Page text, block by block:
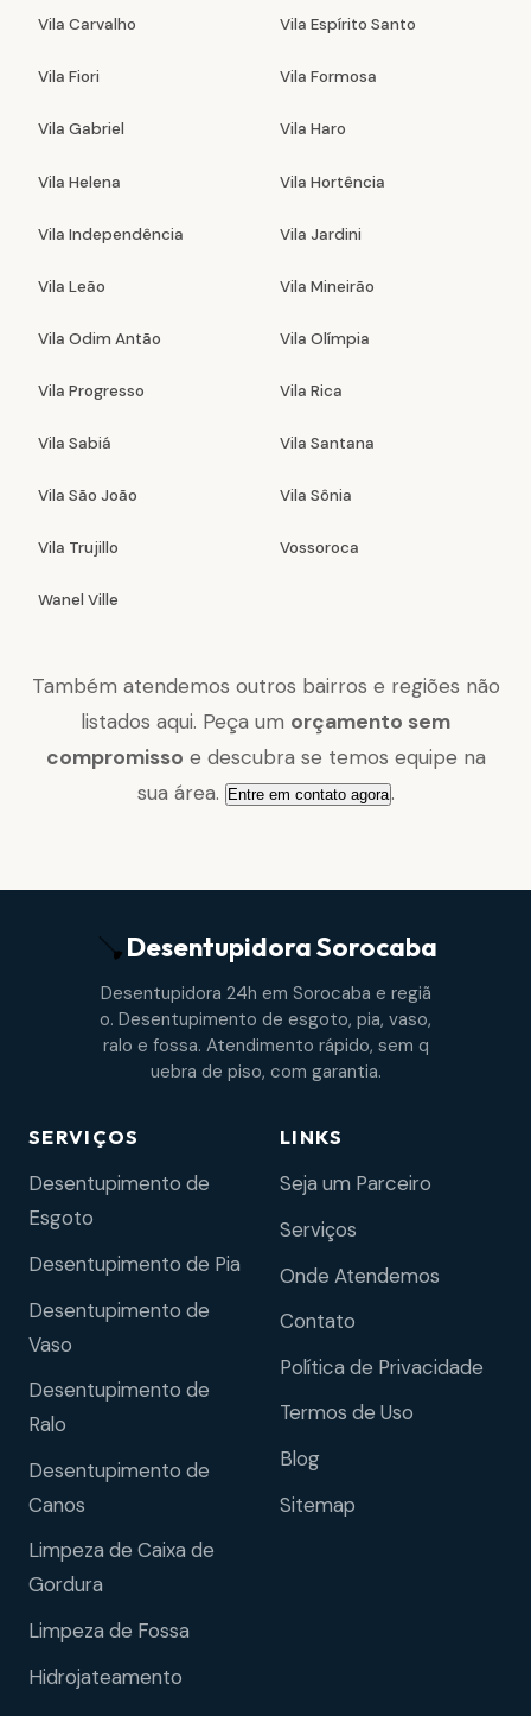
Vila Carvalho Vila Espírito Santo
Vila Fiori Vila Formosa
Vila Gabriel Vila Haro
Vila Helena Vila Hortência
Vila Independência Vila Jardini
Vila Leão Vila Mineirão
Vila Odim Antão Vila Olímpia
Vila Progresso Vila Rica
Vila Sabiá Vila Santana
Vila São João Vila Sônia
Vila Trujillo Vossoroca
Wanel Ville
Também atendemos outros bairros e regiões não
listados aqui. Peça um orçamento sem
compromisso e descubra se temos equipe na
sua área. Entre em contato agora.
DesentupidoraSorocaba
Desentupidora 24h em Sorocaba e regiã
o. Desentupimento de esgoto, pia, vaso,
ralo e fossa. Atendimento rápido, sem q
uebra de piso, com garantia.
SERVIÇOS
Desentupimento de
Esgoto
Desentupimento de Pia
Desentupimento de
Vaso
Desentupimento de
Ralo
Desentupimento de
Canos
Limpeza de Caixa de
Gordura
Limpeza de Fossa
Hidrojateamento
LINKS
Seja um Parceiro
Serviços
Onde Atendemos
Contato
Política de Privacidade
Termos de Uso
Blog
Sitemap